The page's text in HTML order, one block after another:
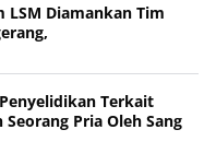
LSM Diamankan Tim
Terkait
Pria Oleh Sang